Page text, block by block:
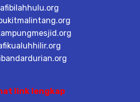
link lengkap